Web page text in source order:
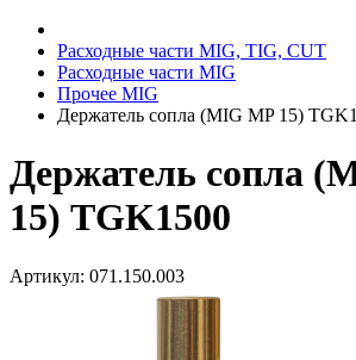
Расходные части MIG, TIG, CUT
Расходные части MIG
Прочее MIG
Держатель сопла (MIG MP 15)
Держатель сопла
15) TGK1500
Артикул: 071.150.003